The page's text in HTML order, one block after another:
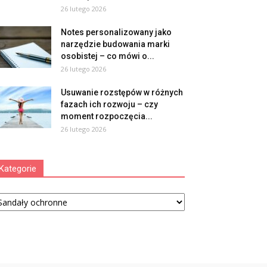
26 lutego 2026
Notes personalizowany jako
narzędzie budowania marki
osobistej – co mówi o...
26 lutego 2026
Usuwanie rozstępów w różnych
fazach ich rozwoju – czy
moment rozpoczęcia...
26 lutego 2026